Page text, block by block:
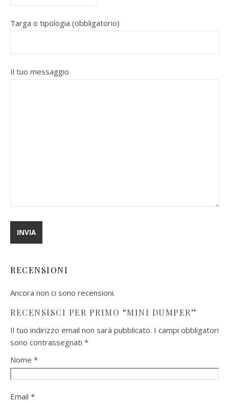
Targa o tipologia (obbligatorio)
Il tuo messaggio
RECENSIONI
Ancora non ci sono recensioni.
RECENSISCI PER PRIMO “MINI DUMPER”
Il tuo indirizzo email non sarà pubblicato. I campi obbligatori
sono contrassegnati *
Nome *
Email *